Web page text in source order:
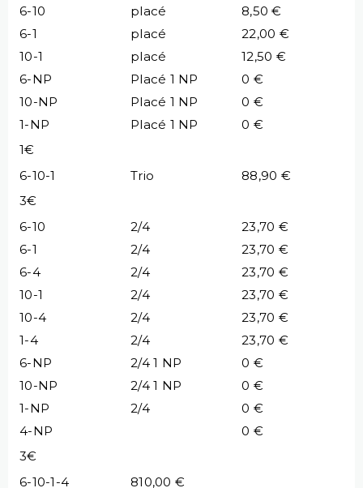
6-10 placé
8,50 €
6-1
placé
22,00 €
10-1
placé
12,50 €
6-NP
Placé 1 NP
0 €
10-NP
Placé 1 NP
0 €
1-NP
Placé 1 NP
0 €
1€
6-10-1
Trio
88,90 €
3€
6-10
2/4
23,70 €
6-1
2/4
23,70 €
6-4
2/4
23,70 €
10-1
2/4
23,70 €
10-4
2/4
23,70 €
1-4
2/4
23,70 €
6-NP
2/4 1 NP
0 €
10-NP
2/4 1 NP
0 €
1-NP
2/4
0 €
4-NP
0 €
3€
6-10-1-4
810,00 €